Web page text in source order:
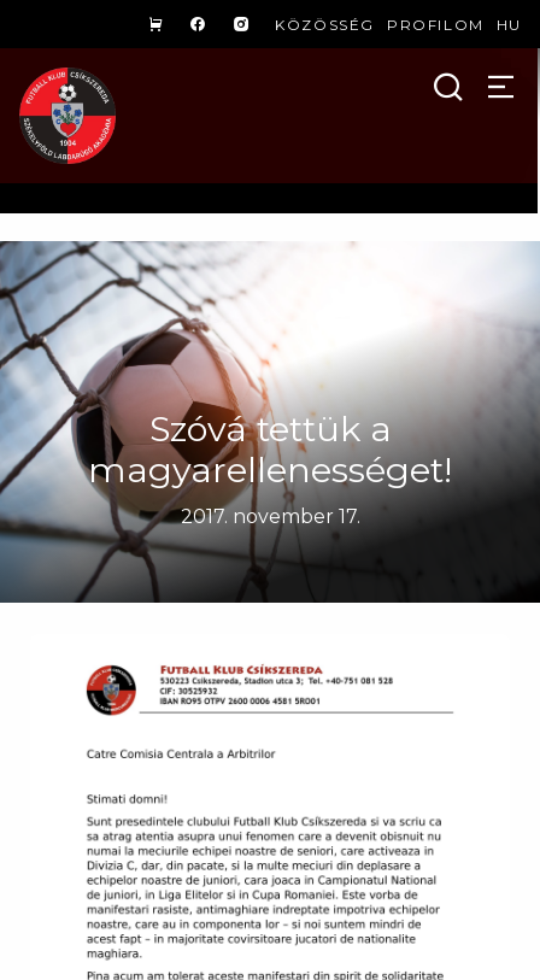
KÖZÖSSÉG PROFILOM HU
Szóvá tettük a
magyarellenességet!
2017. november 17.